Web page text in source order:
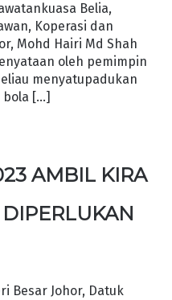
Belia,
Koperasi dan
Mohd Hairi Md Shah
oleh pemimpin
menyatupadukan
bola […]
AMBIL KIRA
Besar Johor, Datuk